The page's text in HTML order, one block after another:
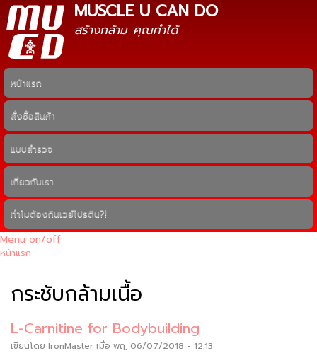
ข้าม
ไปยัง
เนื้อหา
MUSCLE U CAN DO
สร้างกล้าม คุณทำได้
Main menu
หน้าแรก
สั่งซื้อสินค้า
แบบสำรวจ
เกี่ยวกับเรา
ทำไมต้องกินเวย์โปรตีน?!
Menu on/off
หน้าแรก
กระชับกล้ามเนื้อ
L-Carnitine for Bodybuilding
เขียนโดย IronMaster เมื่อ พฤ, 06/07/2018 - 12:13